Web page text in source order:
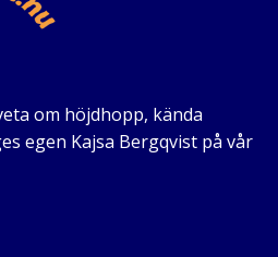
om höjdhopp, kända
egen Kajsa Bergqvist på vår